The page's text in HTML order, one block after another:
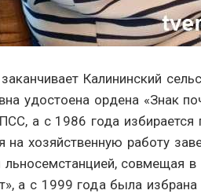
Калининский
удостоена ордена «Знак
а с 1986 года
на хозяйственную работу
льносемстанцией, совмещая
а с 1999 года была